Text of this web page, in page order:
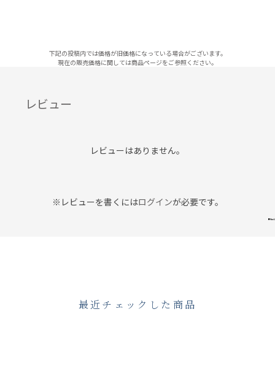
下記の投稿内では価格が旧価格になっている場合がございます。
現在の販売価格に関しては商品ページをご参照ください。
レビュー
レビューはありません。
※レビューを書くにはログインが必要です。
最近チェックした商品